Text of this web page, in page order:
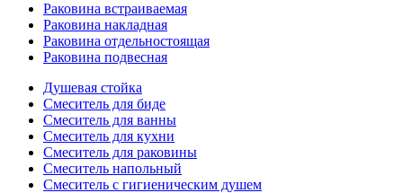
Раковина встраиваемая
Раковина накладная
Раковина отдельностоящая
Раковина подвесная
Душевая стойка
Смеситель для биде
Смеситель для ванны
Смеситель для кухни
Смеситель для раковины
Смеситель напольный
Смеситель с гигиеническим душем